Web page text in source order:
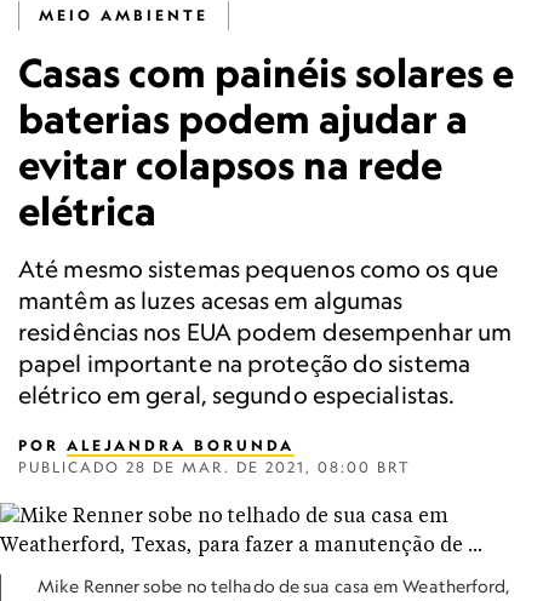
MEIO AMBIENTE
Casas com painéis solares e
baterias podem ajudar a
evitar colapsos na rede
elétrica
Até mesmo sistemas pequenos como os que
mantêm as luzes acesas em algumas
residências nos EUA podem desempenhar um
papel importante na proteção do sistema
elétrico em geral, segundo especialistas.
POR ALEJANDRA BORUNDA
PUBLICADO 28 DE MAR. DE 2021, 08:00 BRT
Mike Renner sobe no telhado de sua casa em Weatherford,